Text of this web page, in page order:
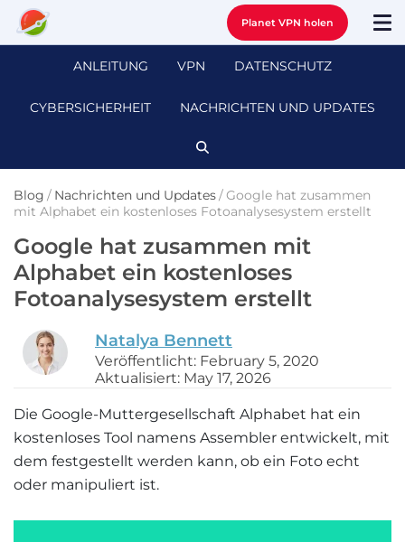
Planet VPN holen
ANLEITUNG VPN DATENSCHUTZ
CYBERSICHERHEIT NACHRICHTEN UND UPDATES
Blog / Nachrichten und Updates/Google hat zusammen
mit Alphabet ein kostenloses Fotoanalysesystem erstellt
Google hat zusammen mit
Alphabet ein kostenloses
Fotoanalysesystem erstellt
Natalya Bennett
Veröffentlicht: February 5, 2020
Aktualisiert: May 17, 2026
Die Google-Muttergesellschaft Alphabet hat ein
kostenloses Tool namens Assembler entwickelt, mit
dem festgestellt werden kann, ob ein Foto echt
oder manipuliert ist.